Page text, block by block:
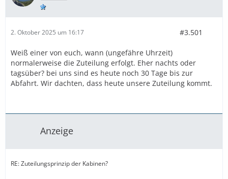
2. Oktober 2025 um 16:17 #3.501
Weiß einer von euch, wann (ungefähre Uhrzeit)
normalerweise die Zuteilung erfolgt. Eher nachts oder
tagsüber? bei uns sind es heute noch 30 Tage bis zur
Abfahrt. Wir dachten, dass heute unsere Zuteilung kommt.
Anzeige
RE: Zuteilungsprinzip der Kabinen?